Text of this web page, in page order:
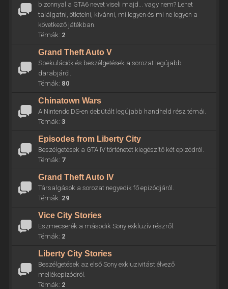
bizonnyal a GTA6 nevet viseli majd... vagy nem? Lehet
találgatni, ötletelni, kívánni, mi legyen és mi ne legyen a
következő játékban.
Témák: 2
Grand Theft Auto V
Spekulációk és beszélgetések a sorozat legújabb
darabjáról.
Témák: 80
Chinatown Wars
A Nintendo DS-en debütált legújabb handheld rész témái.
Témák: 3
Episodes from Liberty City
Beszélgetések a GTA IV történetét kiegészítő két epizódról.
Témák: 7
Grand Theft Auto IV
Társalgások a sorozat negyedik fő epizódjáról.
Témák: 29
Vice City Stories
Eszmecserék a második Sony exkluzív részről.
Témák: 2
Liberty City Stories
Beszélgetések az első Sony exkluzivitást élvező
mellékepizódról.
Témák: 2